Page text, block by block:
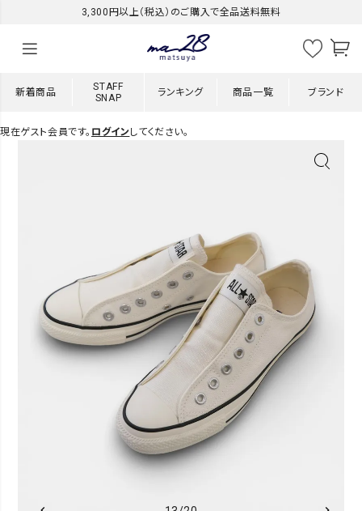
3,300円以上（税込）のご購入で全品送料無料
新着商品
STAFF
SNAP
ランキング 商品一覧 ブランド
現在ゲスト会員です。 ログインしてください。